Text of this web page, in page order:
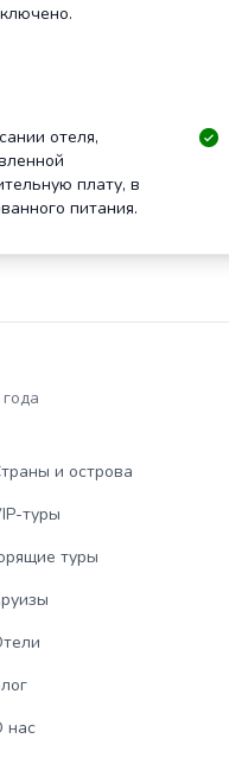
отеля,
плату, в
питания.
и острова
туры
туры
нас